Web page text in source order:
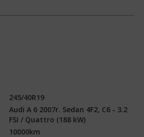
245/40R19
Audi A 6 2007r. Sedan 4F2, C6 - 3.2
FSI / Quattro (188 kW)
10000km